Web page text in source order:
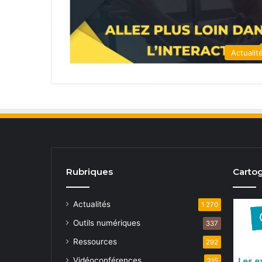
Rubriques
Actualités 1 270
Outils numériques 337
Ressources 292